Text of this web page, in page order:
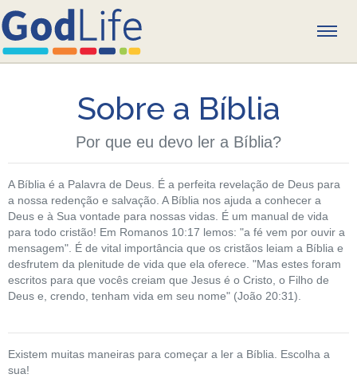
SIGA JESUS
Buscando a Jesus
Próximos passos por 30 dias
Guia para Novos Convertidos
Devocional semanal
Sobre a Bíblia
Por que eu devo ler a Bíblia?
A Bíblia é a Palavra de Deus. É a perfeita revelação de Deus para
a nossa redenção e salvação. A Bíblia nos ajuda a conhecer a
Deus e à Sua vontade para nossas vidas. É um manual de vida
para todo cristão! Em Romanos 10:17 lemos: "a fé vem por ouvir a
mensagem". É de vital importância que os cristãos leiam a Bíblia e
desfrutem da plenitude de vida que ela oferece. "Mas estes foram
escritos para que vocês creiam que Jesus é o Cristo, o Filho de
Deus e, crendo, tenham vida em seu nome" (João 20:31).
Existem muitas maneiras para começar a ler a Bíblia. Escolha a
sua!